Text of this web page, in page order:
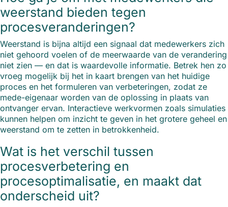
weerstand bieden tegen
procesveranderingen?
Weerstand is bijna altijd een signaal dat medewerkers zich
niet gehoord voelen of de meerwaarde van de verandering
niet zien — en dat is waardevolle informatie. Betrek hen zo
vroeg mogelijk bij het in kaart brengen van het huidige
proces en het formuleren van verbeteringen, zodat ze
mede-eigenaar worden van de oplossing in plaats van
ontvanger ervan. Interactieve werkvormen zoals simulaties
kunnen helpen om inzicht te geven in het grotere geheel en
weerstand om te zetten in betrokkenheid.
Wat is het verschil tussen
procesverbetering en
procesoptimalisatie, en maakt dat
onderscheid uit?